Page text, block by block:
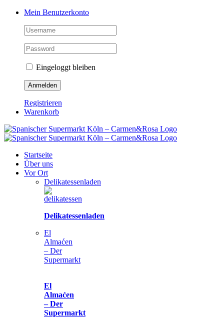
Zum
springen
Facebook
Instagram
Pinterest
Tiktok
YouTubeMein Benutzerkonto
Eingeloggt bleiben
Registrieren
Warenkorb
Startseite
Über uns
Vor Ort
Delikatessenladen
Delikatessenladen
El
Almaćen
– Der
Supermarkt
El
Almaćen
– Der
Supermarkt